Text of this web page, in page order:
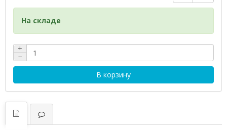
На складе
+
−
В корзину